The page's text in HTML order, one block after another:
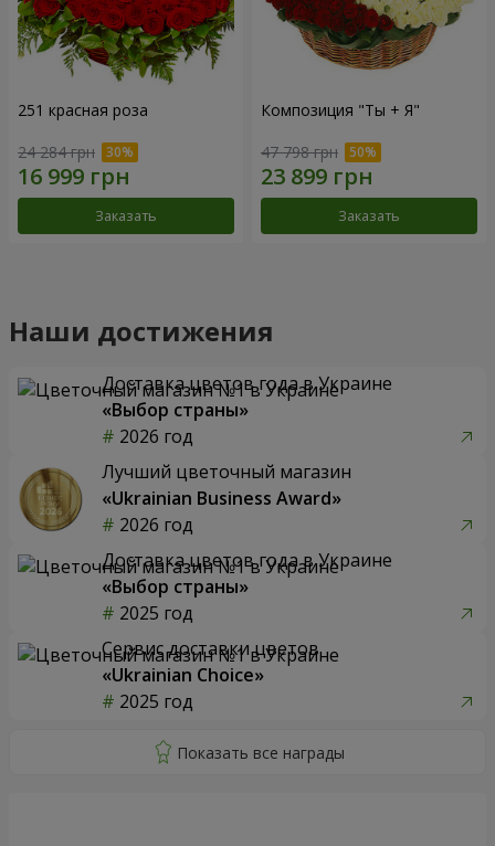
251 красная роза
24 284 грн
Заказать
Композиция "Ты + Я"
47 798 грн
Заказать
Наши достижения
Доставка цветов года в Украине
«Выбор страны»
2026 год
Лучший цветочный магазин
«Ukrainian Business Award»
2026 год
Доставка цветов года в Украине
«Выбор страны»
2025 год
Сервис доставки цветов
«Ukrainian Choice»
2025 год